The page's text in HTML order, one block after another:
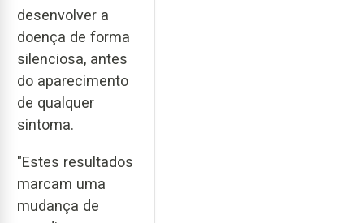
desenvolver a
doença de forma
silenciosa, antes
do aparecimento
de qualquer
sintoma.
"Estes resultados
marcam uma
mudança de